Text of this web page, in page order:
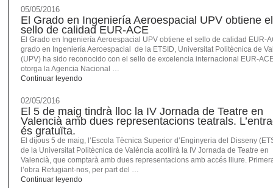
05/05/2016
El Grado en Ingeniería Aeroespacial UPV obtiene el
sello de calidad EUR-ACE
El Grado en Ingeniería Aeroespacial UPV obtiene el sello de calidad EUR-
grado en Ingeniería Aeroespacial de la ETSID, Universitat Politècnica de
(UPV) ha sido reconocido con el sello de excelencia internacional EUR-
otorga la Agencia Nacional …
Continuar leyendo
02/05/2016
El 5 de maig tindrà lloc la IV Jornada de Teatre en
Valencià amb dues representacions teatrals.
és gratuïta.
El dijous 5 de maig, l’Escola Tècnica Superior d’Enginyeria del Disseny
de la Universitat Politècnica de València acollirà la IV Jornada de Teatre en
Valencià, que comptarà amb dues representacions amb accés lliure.
l’obra Refugiant-nos, per part del …
Continuar leyendo